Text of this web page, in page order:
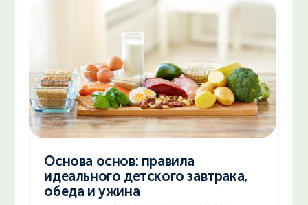
Основа основ: правила
идеального детского завтрака,
обеда и ужина